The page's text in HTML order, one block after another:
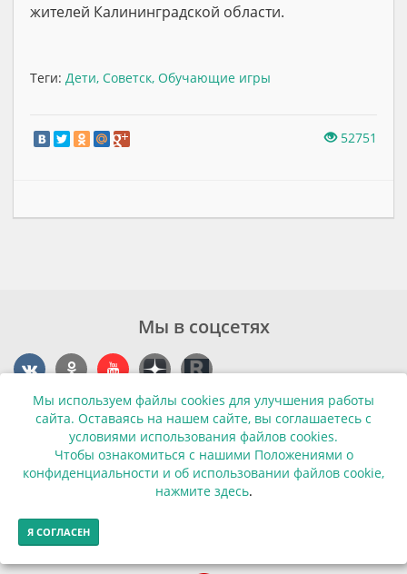
жителей Калининградской области.
Теги: Дети, Советск, Обучающие игры
52751
Мы используем файлы cookies для улучшения работы
сайта. Оставаясь на нашем сайте, вы соглашаетесь с
условиями использования файлов cookies.
Чтобы ознакомиться с нашими Положениями о
конфиденциальности и об использовании файлов cookie,
нажмите здесь.
Я СОГЛАСЕН
Мы в соцсетях
Контакты
г. Калининград, ул. Эпроновская, 1
Часы работы: с 10:00 до 20:00
© Финансовая грамотность населения 2013-2026г.